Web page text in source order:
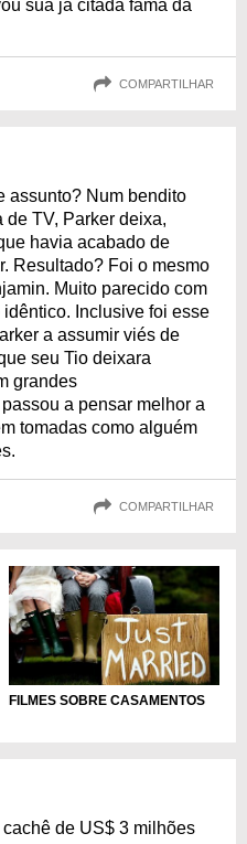
sua já citada fama da
COMPARTILHAR
assunto? Num bendito
TV, Parker deixa,
havia acabado de
Resultado? Foi o mesmo
Muito parecido com
Inclusive foi esse
a assumir viés de
seu Tio deixara
grandes
a pensar melhor a
tomadas como alguém
COMPARTILHAR
FILMES SOBRE CASAMENTOS
de US$ 3 milhões